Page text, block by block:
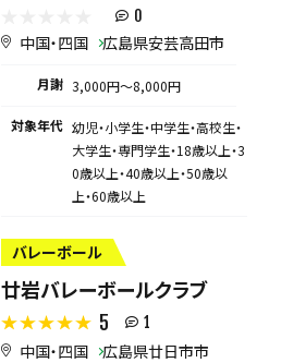
0
中国・四国 広島県安芸高田市
月謝 3,000円〜8,000円
対象年代 幼児・小学生・中学生・高校生・
大学生・専門学生・18歳以上・3
0歳以上・40歳以上・50歳以
上・60歳以上
バレーボール
廿岩バレーボールクラブ
5 1
中国・四国 広島県廿日市市